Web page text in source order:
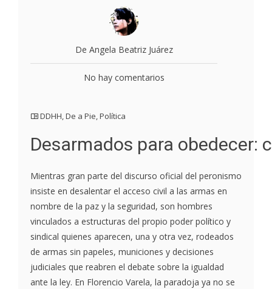
De Angela Beatriz Juárez
No hay comentarios
DDHH,De a Pie,Política
Desarmados para obedecer:
Mientras gran parte del discurso oficial del peronismo
insiste en desalentar el acceso civil a las armas en
nombre de la paz y la seguridad, son hombres
vinculados a estructuras del propio poder político y
sindical quienes aparecen, una y otra vez, rodeados
de armas sin papeles, municiones y decisiones
judiciales que reabren el debate sobre la igualdad
ante la ley. En Florencio Varela, la paradoja ya no se